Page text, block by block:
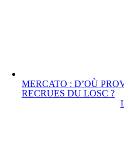
MERCATO : D’OÙ
RECRUES DU LOSC ?